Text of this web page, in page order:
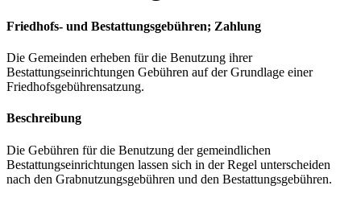
Friedhofs- und Bestattungsgebühren; Zahlung
Die Gemeinden erheben für die Benutzung ihrer
Bestattungseinrichtungen Gebühren auf der Grundlage einer
Friedhofsgebührensatzung.
Beschreibung
Die Gebühren für die Benutzung der gemeindlichen
Bestattungseinrichtungen lassen sich in der Regel unterscheiden
nach den Grabnutzungsgebühren und den Bestattungsgebühren.